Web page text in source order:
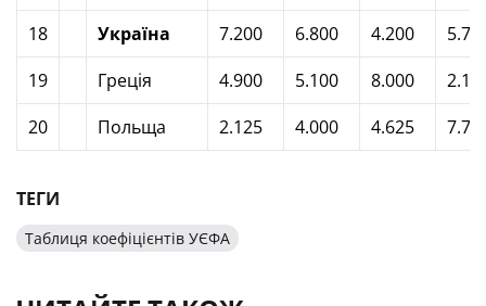
18
Україна 7.200 6.800 4.200
19
Греція 4.900 5.100 8.000
20
Польща 2.125 4.000 4.625
ТЕГИ
Таблиця коефіцієнтів УЄФА